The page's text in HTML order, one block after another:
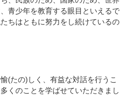
青少年を教育する眼目といえるで
ちはともに努力をし続けているの
(たの)しく、有益な対話を行うこ
くのことを学ばせていただきまし